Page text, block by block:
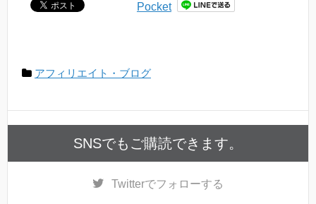
Pocket
アフィリエイト・ブログ
SNSでもご購読できます。
Twitterでフォローする